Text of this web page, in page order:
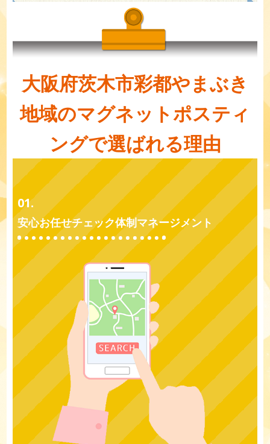
大阪府茨木市彩都やまぶき
地域のマグネットポスティ
ングで選ばれる理由
01.
安心お任せチェック体制マネージメント